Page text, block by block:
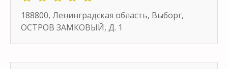
188800, Ленинградская область, Выборг,
ОСТРОВ ЗАМКОВЫЙ, Д. 1